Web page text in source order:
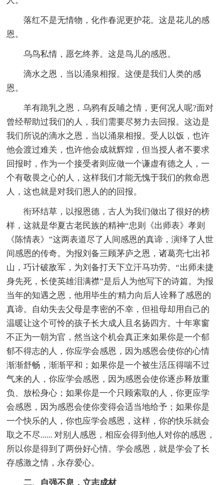
落红不是无情物，化作春泥更护花。这是花儿的感
恩。
乌鸟私情，愿乞终养。这是鸟儿的感恩。
滴水之恩，当以涌泉相报。这便是我们人类的感
恩。
羊有跪乳之恩，乌鸦有反哺之情，更何况人呢?面对
曾经帮助过我们的人，我们需要尽努力去回报。这边是
我们所说的滴水之恩，当以涌泉相报。受人以饭，也许
他会渡过难关，也许他会成就辉煌，但当授人者不要求
回报时，作为一个接受者则应做一个谦虚有德之人，一
个有敬畏之心的人，这样我们才能无愧于我们的救命恩
人，这也就是对我们恩人的的回报。
衔环结草，以报恩德，古人为我们做出了很好的榜
样，这就是华夏古老民族的精神“忠则《出师表》孝则
《陈情表》”这两表道尽了人间感恩的真谛，演绎了人世
间感恩的传奇。为报刘备三顾茅庐之恩，诸葛亮七出祁
山，巧计破敌军，为刘备打天下立汗马功劳。“出师未捷
身先死，长使英雄泪满襟”是后人为他写下的诗篇。为报
当年的知遇之恩，他用毕生的'精力向后人诠释了感恩的
真谛。自幼失去父母是李密的不幸，但祖母却用自己的
温暖让这个可怜的孩子长大成人且名扬四方。十年寒窗
不正为一朝为官，然当这个机会真正来如果你是一个郁
郁不得志的人，你应学会感恩，因为感恩会使你的心情
渐渐舒畅，渐渐平和；如果你是一个被生活压得喘不过
气来的人，你应学会感恩，因为感恩会使你逐步释放重
负、放松身心；如果你是一个只顾索取的人，你更应学
会感恩，因为感恩会使你变得会适当地给予；如果你是
一个快乐的人，你也应学会感恩，这样，你的快乐就会
取之不尽...... 对别人感恩，相应会得到他人对你的感恩，
所以你是得到了两份好心情。学会感恩，就是学会了长
存感激之情，永存爱心。
二、自强不息，立志成材